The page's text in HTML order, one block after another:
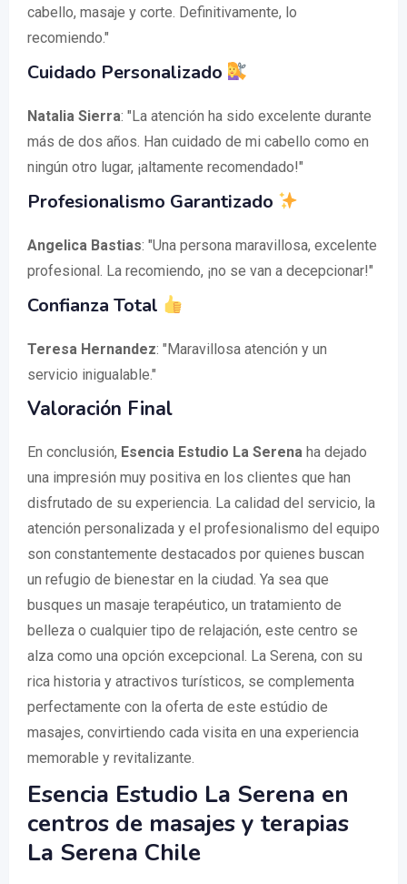
cabello, masaje y corte. Definitivamente, lo
recomiendo."
Cuidado Personalizado
Natalia Sierra: "La atención ha sido excelente durante
más de dos años. Han cuidado de mi cabello como en
ningún otro lugar, ¡altamente recomendado!"
Profesionalismo Garantizado
Angelica Bastias: "Una persona maravillosa, excelente
profesional. La recomiendo, ¡no se van a decepcionar!"
Confianza Total
Teresa Hernandez: "Maravillosa atención y un
servicio inigualable."
Valoración Final
En conclusión, Esencia Estudio La Serena ha dejado
una impresión muy positiva en los clientes que han
disfrutado de su experiencia. La calidad del servicio, la
atención personalizada y el profesionalismo del equipo
son constantemente destacados por quienes buscan
un refugio de bienestar en la ciudad. Ya sea que
busques un masaje terapéutico, un tratamiento de
belleza o cualquier tipo de relajación, este centro se
alza como una opción excepcional. La Serena, con su
rica historia y atractivos turísticos, se complementa
perfectamente con la oferta de este estúdio de
masajes, convirtiendo cada visita en una experiencia
memorable y revitalizante.
Esencia Estudio La Serena en
centros de masajes y terapias
La Serena Chile